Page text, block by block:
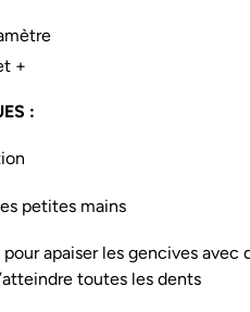
+
:
petites mains
apaiser les gencives avec
toutes les dents